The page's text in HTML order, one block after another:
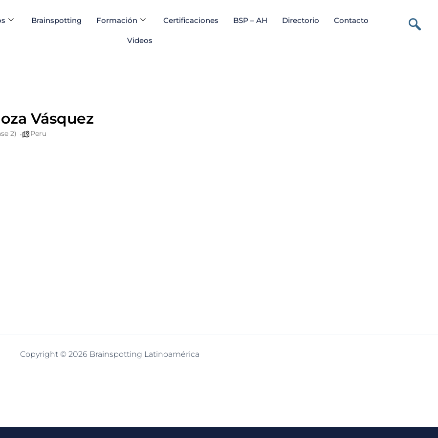
Brainspotting Formación Certificaciones BSP – AH Directorio Contacto
Videos
Vásquez
2) Peru
Copyright © 2026 Brainspotting Latinoamérica